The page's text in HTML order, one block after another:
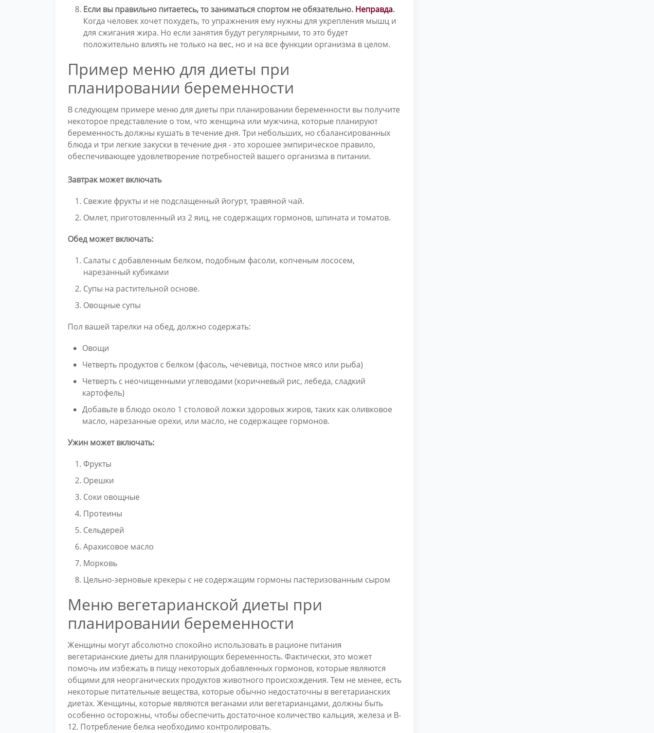
Если вы правильно питаетесь, то заниматься спортом не обязательно. Неправда.
Когда человек хочет похудеть, то упражнения ему нужны для укрепления мышц и
для сжигания жира. Но если занятия будут регулярными, то это будет
положительно влиять не только на вес, но и на все функции организма в целом.
Пример меню для диеты при
планировании беременности
В следующем примере меню для диеты при планировании беременности вы получите
некоторое представление о том, что женщина или мужчина, которые планируют
беременность должны кушать в течение дня. Три небольших, но сбалансированных
блюда и три легкие закуски в течение дня - это хорошее эмпирическое правило,
обеспечивающее удовлетворение потребностей вашего организма в питании.
Завтрак может включать
Свежие фрукты и не подслащенный йогурт, травяной чай.
Омлет, приготовленный из 2 яиц, не содержащих гормонов, шпината и томатов.
Обед может включать:
Салаты с добавленным белком, подобным фасоли, копченым лососем,
нарезанный кубиками
Супы на растительной основе.
Овощные супы
Пол вашей тарелки на обед, должно содержать:
Овощи
Четверть продуктов с белком (фасоль, чечевица, постное мясо или рыба)
Четверть с неочищенными углеводами (коричневый рис, лебеда, сладкий
картофель)
Добавьте в блюдо около 1 столовой ложки здоровых жиров, таких как оливковое
масло, нарезанные орехи, или масло, не содержащее гормонов.
Ужин может включать:
Фрукты
Орешки
Соки овощные
Протеины
Сельдерей
Арахисовое масло
Морковь
Цельно-зерновые крекеры с не содержащим гормоны пастеризованным сыром
Меню вегетарианской диеты при
планировании беременности
Женщины могут абсолютно спокойно использовать в рационе питания
вегетарианские диеты для планирующих беременность. Фактически, это может
помочь им избежать в пищу некоторых добавленных гормонов, которые являются
общими для неорганических продуктов животного происхождения. Тем не менее, есть
некоторые питательные вещества, которые обычно недостаточны в вегетарианских
диетах. Женщины, которые являются веганами или вегетарианцами, должны быть
особенно осторожны, чтобы обеспечить достаточное количество кальция, железа и B-
12. Потребление белка необходимо контролировать.